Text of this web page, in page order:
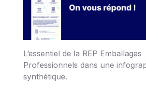
L’essentiel de la REP Emballages
Professionnels dans une
synthétique.